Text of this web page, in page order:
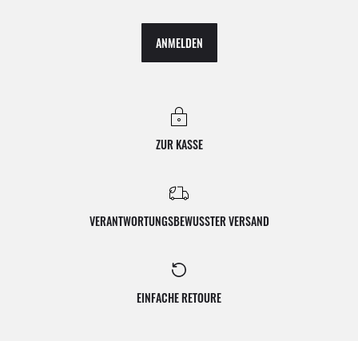
ANMELDEN
ZUR KASSE
VERANTWORTUNGSBEWUSSTER VERSAND
EINFACHE RETOURE